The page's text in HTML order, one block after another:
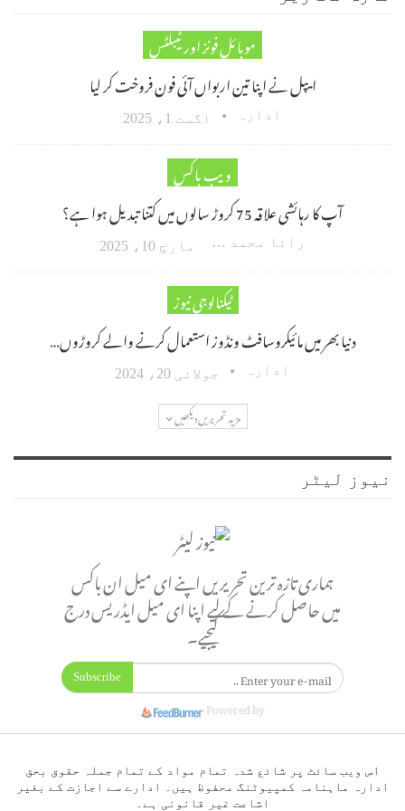
موبائل فونز اور ٹیبلٹس
ایپل نے اپنا تین اربواں آئی فون فروخت کر لیا
ادارہ اگست 1، 2025
ویب باکس
آپ کا رہائشی علاقہ 75 کروڑ سالوں میں کتنا تبدیل ہوا ہے؟
رانا محمد امین اکبر مارچ 10، 2025
ٹیکنالوجی نیوز
دنیا بھر میں مائیکروسافٹ ونڈوز استعمال کرنے والے کروڑوں…
ادارہ جولائی 20، 2024
مزید تحریریں دیکھیں
نیوز لیٹر
ہماری تازہ ترین تحریریں اپنے ای میل ان باکس
میں حاصل کرنے کے لیے اپنا ای میل ایڈریس درج
کیجیے۔
Subscribe
Powered by
اس ویب سائٹ پر شائع شدہ تمام مواد کے تمام جملہ حقوق بحق
ادارہ ماہنامہ کمپیوٹنگ محفوظ ہیں۔ ادارے سے اجازت کے بغیر
اشاعت غیر قانونی ہے۔